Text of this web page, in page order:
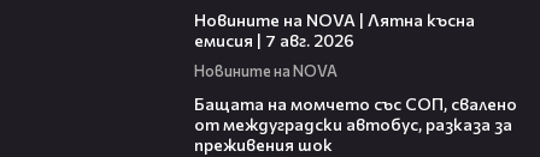
Новините на NOVA | Лятна късна
емисия | 7 авг. 2026
Новините на NOVA
Бащата на момчето със СОП, свалено
от междуградски автобус, разказа за
преживения шок